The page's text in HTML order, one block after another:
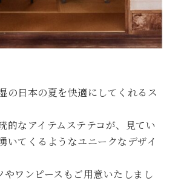
の日本の夏を快適にしてくれるス
的なアイテムステテコが、見てい
いてくるようなユニークなデザイ
やワンピースもご用意いたしまし